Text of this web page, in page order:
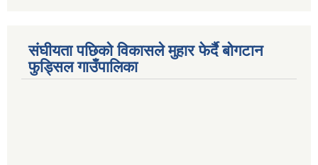
संघीयता पछिको विकासले मुहार फेर्दै बोगटान
फुड्सिल गाउँपालिका